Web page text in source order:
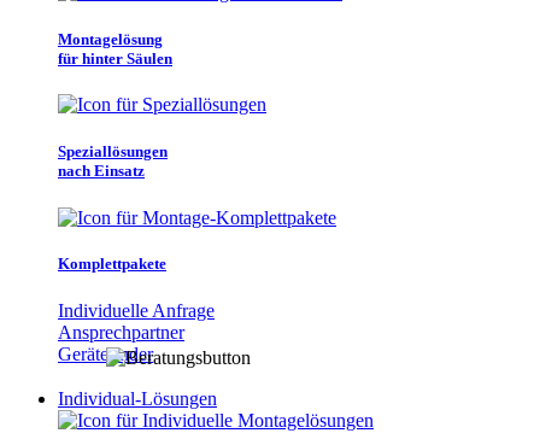
Montagelösung
für hinter Säulen
Speziallösungen
nach Einsatz
Komplettpakete
Individuelle Anfrage
Ansprechpartner
Gerätefinder
Individual-Lösungen